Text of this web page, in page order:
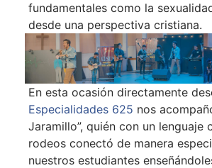
fundamentales como la
desde una perspectiva cristiana.
En esta ocasión directamente
Especialidades 625 nos
Jaramillo”, quién con un lenguaje
rodeos conectó de manera
nuestros estudiantes